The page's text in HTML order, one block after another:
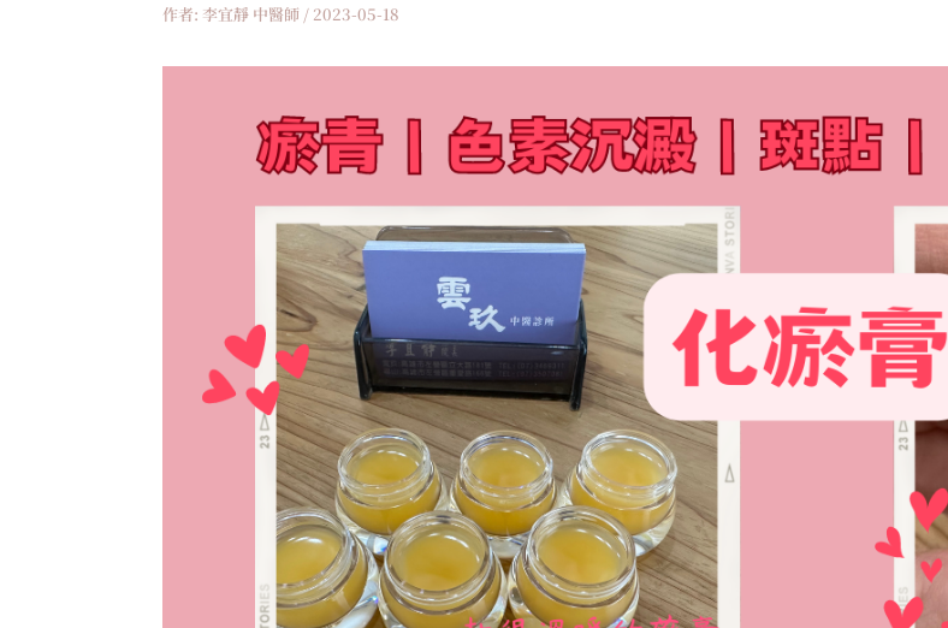
作者: 李宜靜 中醫師 / 2023-05-18